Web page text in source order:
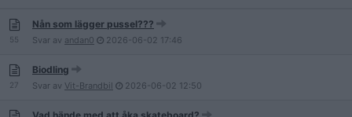
55
Nån som lägger pussel???
Svar av andan0 2026-06-02 17:46
27
Biodling
Svar av Vit-Brandbil 2026-06-02 12:50